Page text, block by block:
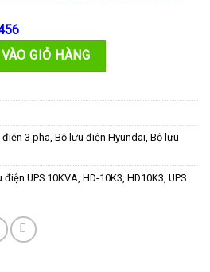
HD-10K3 (3P/3P) số lượng
GIỎ HÀNG
điện 3 pha, Bộ lưu điện Hyundai, Bộ lưu
điện UPS 10KVA, HD-10K3, HD10K3, UPS